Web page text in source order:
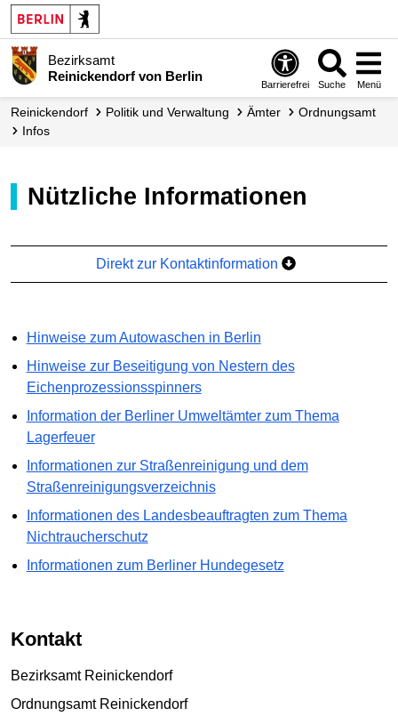
Bezirksamt
Reinickendorf von Berlin
Barrierefrei Suche Menü
Reinickendorf Politik und Verwaltung Ämter
Ordnungsamt
Infos
Nützliche Informationen
Direkt zur Kontaktinformation
Hinweise zum Autowaschen in Berlin
Hinweise zur Beseitigung von Nestern des
Eichenprozessionsspinners
Information der Berliner Umweltämter zum Thema
Lagerfeuer
Informationen zur Straßenreinigung und dem
Straßenreinigungsverzeichnis
Informationen des Landesbeauftragten zum Thema
Nichtraucherschutz
Informationen zum Berliner Hundegesetz
Kontakt
Bezirksamt Reinickendorf
Ordnungsamt Reinickendorf